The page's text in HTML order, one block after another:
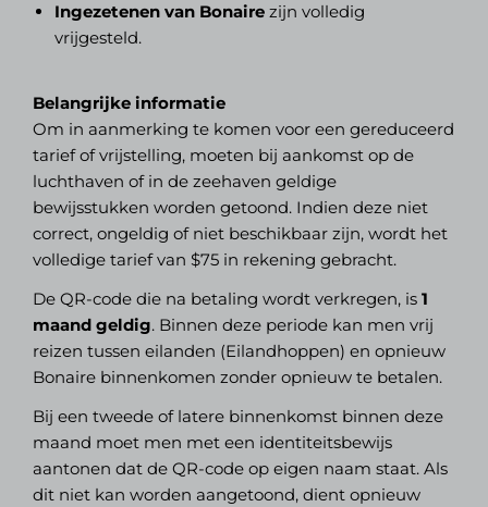
Ingezetenen van Bonaire zijn volledig
vrijgesteld.
Belangrijke informatie
Om in aanmerking te komen voor een gereduceerd
tarief of vrijstelling, moeten bij aankomst op de
luchthaven of in de zeehaven geldige
bewijsstukken worden getoond. Indien deze niet
correct, ongeldig of niet beschikbaar zijn, wordt het
volledige tarief van $75 in rekening gebracht.
De QR-code die na betaling wordt verkregen, is1
maand geldig. Binnen deze periode kan men vrij
reizen tussen eilanden (Eilandhoppen) en opnieuw
Bonaire binnenkomen zonder opnieuw te betalen.
Bij een tweede of latere binnenkomst binnen deze
maand moet men met een identiteitsbewijs
aantonen dat de QR-code op eigen naam staat. Als
dit niet kan worden aangetoond, dient opnieuw